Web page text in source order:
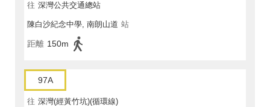
往 深灣公共交通總站
陳白沙紀念中學, 南朗山道 站
距離 150m
97A
往 深灣(經黃竹坑)(循環線)